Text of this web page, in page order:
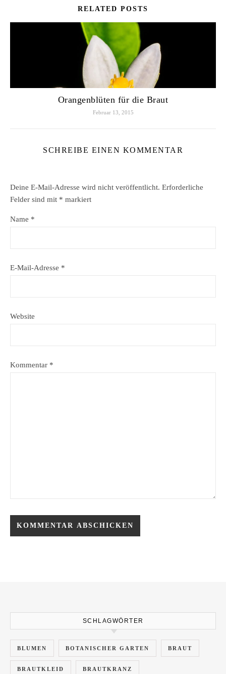
RELATED POSTS
Orangenblüten für die Braut
Februar 13, 2015
SCHREIBE EINEN KOMMENTAR
Deine E-Mail-Adresse wird nicht veröffentlicht. Erforderliche
Felder sind mit * markiert
Name *
E-Mail-Adresse *
Website
Kommentar *
SCHLAGWÖRTER
BLUMEN BOTANISCHER GARTEN BRAUT
BRAUTKLEID BRAUTKRANZ